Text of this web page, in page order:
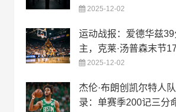
2025-12-02
运动战报：爱德华兹
主，克莱·汤普森末节17
2025-12-02
杰伦·布朗创凯尔特人
录：单赛季200记三分